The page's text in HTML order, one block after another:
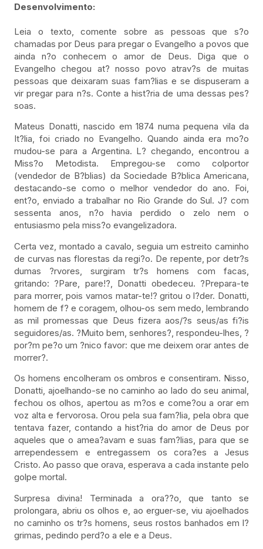
Desenvolvimento:
Leia o texto, comente sobre as pessoas que s?o
chamadas por Deus para pregar o Evangelho a povos que
ainda n?o conhecem o amor de Deus. Diga que o
Evangelho chegou at? nosso povo atrav?s de muitas
pessoas que deixaram suas fam?lias e se dispuseram a
vir pregar para n?s. Conte a hist?ria de uma dessas pes?
soas.
Mateus Donatti, nascido em 1874 numa pequena vila da
It?lia, foi criado no Evangelho. Quando ainda era mo?o
mudou-se para a Argentina. L? chegando, encontrou a
Miss?o Metodista. Empregou-se como colportor
(vendedor de B?blias) da Sociedade B?blica Americana,
destacando-se como o melhor vendedor do ano. Foi,
ent?o, enviado a trabalhar no Rio Grande do Sul. J? com
sessenta anos, n?o havia perdido o zelo nem o
entusiasmo pela miss?o evangelizadora.
Certa vez, montado a cavalo, seguia um estreito caminho
de curvas nas florestas da regi?o. De repente, por detr?s
dumas ?rvores, surgiram tr?s homens com facas,
gritando: ?Pare, pare!?, Donatti obedeceu. ?Prepara-te
para morrer, pois vamos matar-te!? gritou o l?der. Donatti,
homem de f? e coragem, olhou-os sem medo, lembrando
as mil promessas que Deus fizera aos/?s seus/as fi?is
seguidores/as. ?Muito bem, senhores?, respondeu-lhes, ?
por?m pe?o um ?nico favor: que me deixem orar antes de
morrer?.
Os homens encolheram os ombros e consentiram. Nisso,
Donatti, ajoelhando-se no caminho ao lado do seu animal,
fechou os olhos, apertou as m?os e come?ou a orar em
voz alta e fervorosa. Orou pela sua fam?lia, pela obra que
tentava fazer, contando a hist?ria do amor de Deus por
aqueles que o amea?avam e suas fam?lias, para que se
arrependessem e entregassem os cora?es a Jesus
Cristo. Ao passo que orava, esperava a cada instante pelo
golpe mortal.
Surpresa divina! Terminada a ora??o, que tanto se
prolongara, abriu os olhos e, ao erguer-se, viu ajoelhados
no caminho os tr?s homens, seus rostos banhados em l?
grimas, pedindo perd?o a ele e a Deus.